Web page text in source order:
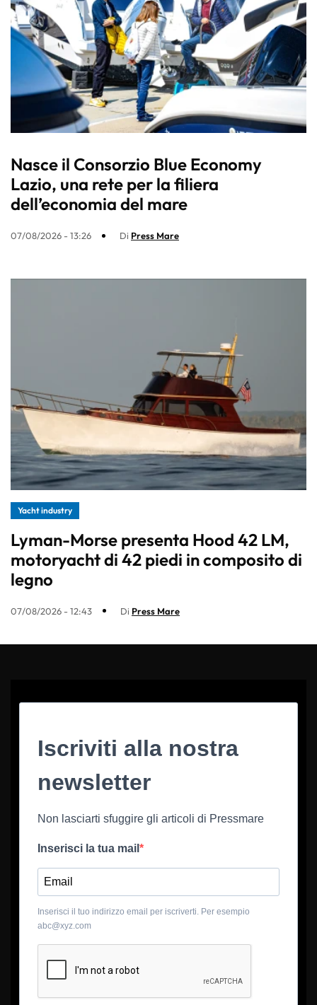
Nasce il Consorzio Blue Economy
Lazio, una rete per la filiera
dell’economia del mare
07/08/2026 - 13:26 Di Press Mare
Yacht industry
Lyman-Morse presenta Hood 42 LM,
motoryacht di 42 piedi in composito di
legno
07/08/2026 - 12:43 Di Press Mare
Iscriviti alla nostra
newsletter
Non lasciarti sfuggire gli articoli di Pressmare
Inserisci la tua mail
Inserisci il tuo indirizzo email per iscriverti. Per esempio
abc@xyz.com